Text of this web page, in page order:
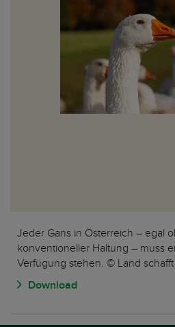
Jeder Gans in Österreich – egal
konventioneller Haltung – muss
Verfügung stehen. © Land
Download